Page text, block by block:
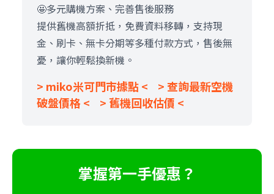
🤩多元購機方案、完善售後服務
提供舊機高額折抵，免費資料移轉，支持現
金、刷卡、無卡分期等多種付款方式，售後無
憂，讓你輕鬆換新機。
> miko米可門市據點 <
> 查詢最新空機
破盤價格 <
> 舊機回收估價 <
掌握第一手優惠？